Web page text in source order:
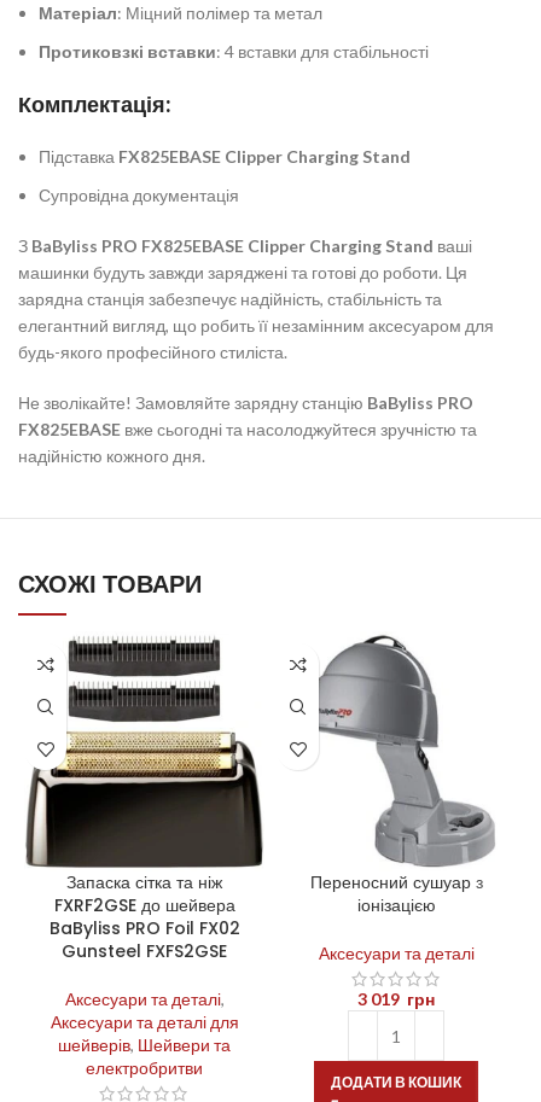
Матеріал: Міцний полімер та метал
Протиковзкі вставки: 4 вставки для стабільності
Комплектація:
Підставка FX825EBASE Clipper Charging Stand
Супровідна документація
З BaByliss PRO FX825EBASE Clipper Charging Stand ваші
машинки будуть завжди заряджені та готові до роботи. Ця
зарядна станція забезпечує надійність, стабільність та
елегантний вигляд, що робить її незамінним аксесуаром для
будь-якого професійного стиліста.
Не зволікайте! Замовляйте зарядну станцію BaByliss PRO
FX825EBASE вже сьогодні та насолоджуйтеся зручністю та
надійністю кожного дня.
СХОЖІ ТОВАРИ
Запаска сітка та ніж
FXRF2GSE до шейвера
BaByliss PRO Foil FX02
Gunsteel FXFS2GSE
Аксесуари та деталі,
Аксесуари та деталі для
шейверів, Шейвери та
електробритви
Переносний сушуар з
іонізацією
Аксесуари та деталі
3 019 грн
ДОДАТИ В КОШИК